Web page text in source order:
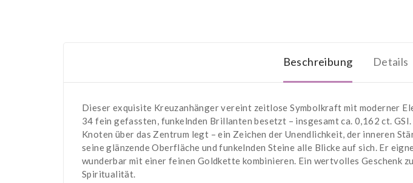
Beschreibung Details
Dieser exquisite Kreuzanhänger vereint zeitlose Symbolkraft mit moderner
34 fein gefassten, funkelnden Brillanten besetzt – insgesamt ca. 0,162 ct.
Knoten über das Zentrum legt – ein Zeichen der Unendlichkeit, der inneren
seine glänzende Oberfläche und funkelnden Steine alle Blicke auf sich. Er
wunderbar mit einer feinen Goldkette kombinieren. Ein wertvolles Geschenk
Spiritualität.